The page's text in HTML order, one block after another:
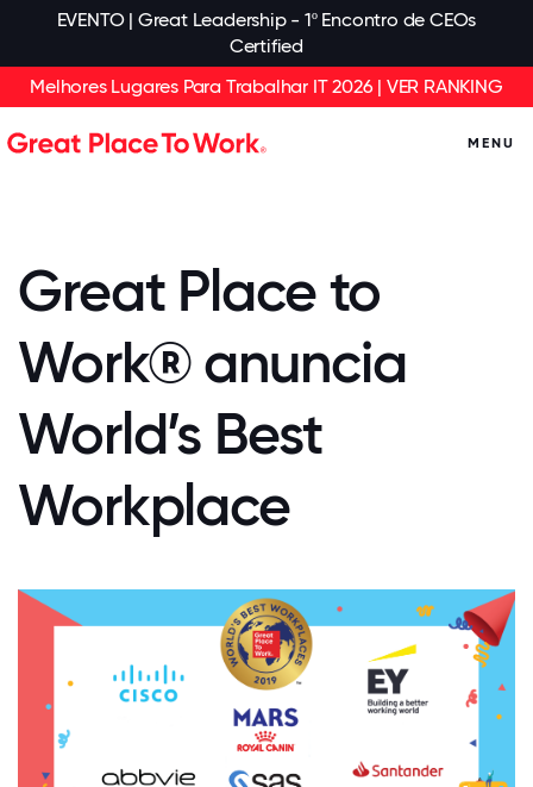
EVENTO | Great Leadership - 1º Encontro de CEOs
Certified
Melhores Lugares Para Trabalhar IT 2026 | VER RANKING
MENU
Great Place to
Work® anuncia
World’s Best
Workplace